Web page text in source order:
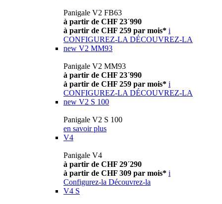
Panigale V2 FB63
à partir de CHF 23´990
à partir de CHF 259 par mois* i
CONFIGUREZ-LA DÉCOUVREZ-LA
new V2 MM93
Panigale V2 MM93
à partir de CHF 23´990
à partir de CHF 259 par mois* i
CONFIGUREZ-LA DÉCOUVREZ-LA
new V2 S 100
Panigale V2 S 100
en savoir plus
V4
Panigale V4
à partir de CHF 29´290
à partir de CHF 309 par mois* i
Configurez-la Découvrez-la
V4 S